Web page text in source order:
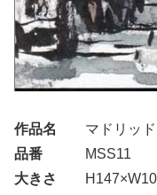
作品名
マドリッド
品番 MSS11
大きさ